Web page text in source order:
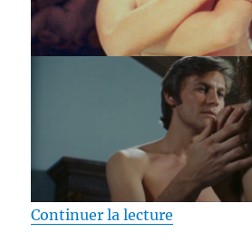
Continuer la lecture